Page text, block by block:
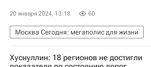
20 января 2024, 13:18 60
Москва Сегодня: мегаполис для жизни
Москва
Петр Бирюков
Комплекс городского хозяйства Москвы
Хуснуллин: 18 регионов не достигли